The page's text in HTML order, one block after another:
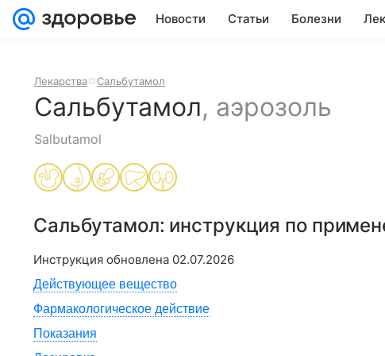
Новости Статьи Болезни
Лекарства Сальбутамол
Сальбутамол, аэрозоль
Salbutamol
Сальбутамол: инструкция по
Инструкция обновлена 02.07.2026
Действующее вещество
Фармакологическое действие
Показания